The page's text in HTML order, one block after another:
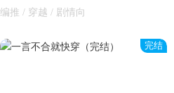
编推 / 穿越 / 剧情向
完结